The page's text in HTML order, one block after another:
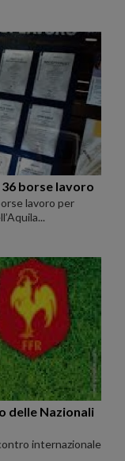
borse lavoro
lavoro per
delle Nazionali
internazionale